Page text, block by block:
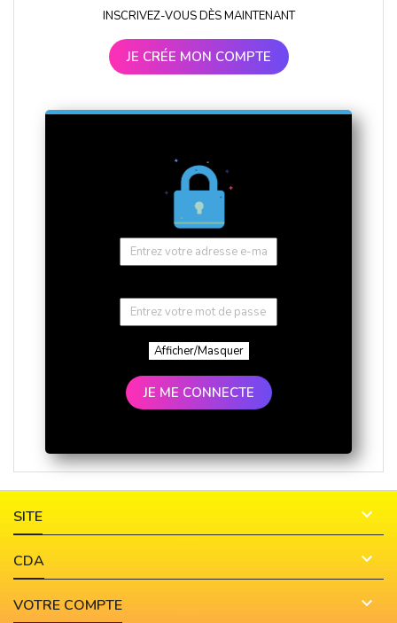
INSCRIVEZ-VOUS DÈS MAINTENANT
JE CRÉE MON COMPTE
Afficher/Masquer
JE ME CONNECTE
SITE 
CDA 
VOTRE COMPTE 